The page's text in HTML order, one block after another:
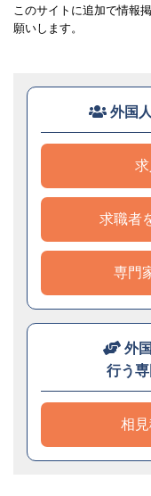
このサイトに追加で情報
願いします。
外国
求
求職者
専門
外
行う
相見